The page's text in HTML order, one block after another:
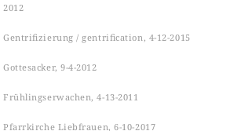
2012
Gentrifizierung / gentrification, 4-12-2015
Gottesacker, 9-4-2012
Frühlingserwachen, 4-13-2011
Pfarrkirche Liebfrauen, 6-10-2017